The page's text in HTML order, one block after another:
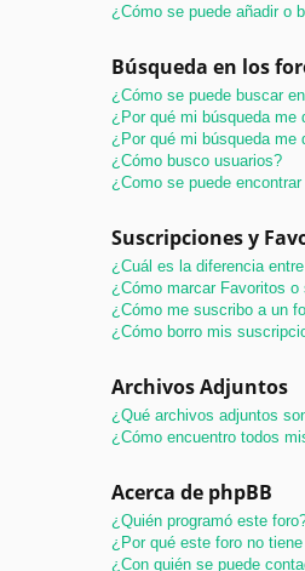
¿Cómo se puede añadir o
Búsqueda en los
¿Cómo se puede buscar
¿Por qué mi búsqueda me
¿Por qué mi búsqueda me
¿Cómo busco usuarios?
¿Como se puede
Suscripciones y
¿Cuál es la diferencia
¿Cómo marcar Favoritos
¿Cómo me suscribo a un
¿Cómo borro mis
Archivos Adjuntos
¿Qué archivos adjuntos
¿Cómo encuentro todos
Acerca de phpBB
¿Quién programó este
¿Por qué este foro no
¿Con quién se puede